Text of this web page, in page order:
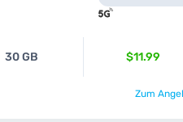
30 GB $11.99
Zum